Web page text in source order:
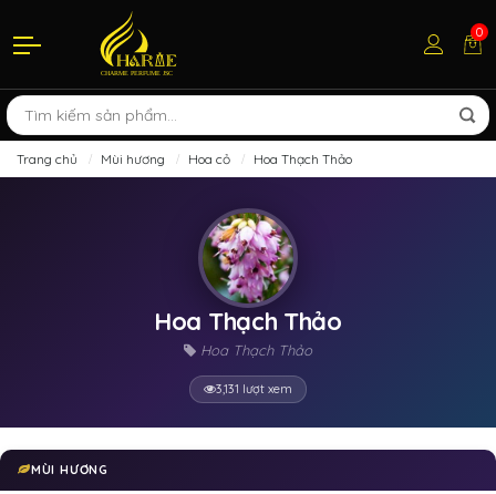
0
Trang chủ Mùi hương Hoa cỏ Hoa Thạch Thảo
Hoa Thạch Thảo
Hoa Thạch Thảo
3,131 lượt xem
MÙI HƯƠNG